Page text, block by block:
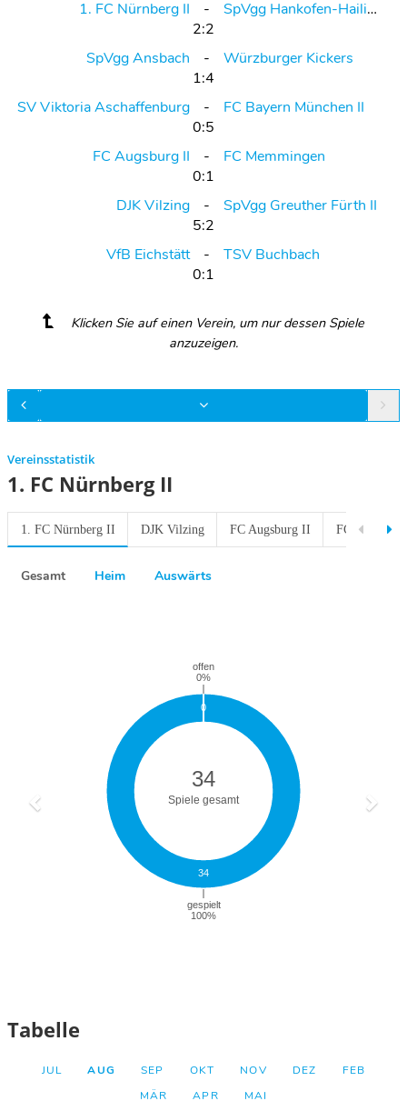
1. FC Nürnberg II
SpVgg Hankofen-Hailing
2:2
SpVgg Ansbach
Würzburger Kickers
1:4
SV Viktoria Aschaffenburg
FC Bayern München II
0:5
FC Augsburg II
FC Memmingen
0:1
DJK Vilzing
SpVgg Greuther Fürth II
5:2
VfB Eichstätt
TSV Buchbach
0:1
Klicken Sie auf einen Verein, um nur dessen Spiele
anzuzeigen.
Vereinsstatistik
1. FC Nürnberg II
1. FC Nürnberg II DJK Vilzing FC Augsburg II FC Bayern
Gesamt Heim Auswärts
Tabelle
JUL AUG SEP OKT NOV DEZ
FEB
MÄR
APR MAI